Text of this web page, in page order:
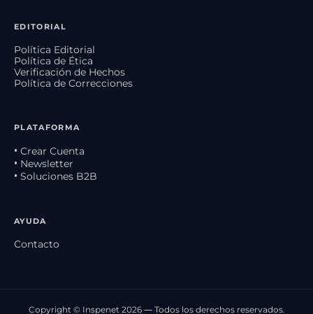
EDITORIAL
Política Editorial
Política de Ética
Verificación de Hechos
Política de Correcciones
PLATAFORMA
• Crear Cuenta
• Newsletter
• Soluciones B2B
AYUDA
Contacto
Copyright © Inspenet 2026 — Todos los derechos reservados.